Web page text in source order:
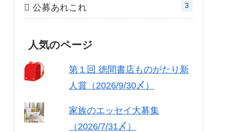
公募あれこれ 3
人気のページ
第１回 徳間書店ものがたり新
人賞（2026/9/30〆）
家族のエッセイ大募集
（2026/7/31〆）